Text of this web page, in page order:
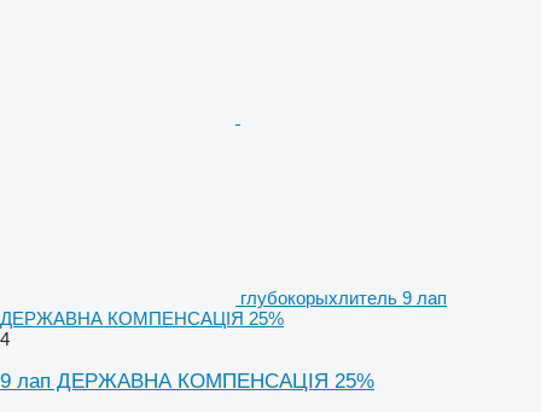
глубокорыхлитель 9 лап
ДЕРЖАВНА КОМПЕНСАЦІЯ 25%
4
9 лап ДЕРЖАВНА КОМПЕНСАЦІЯ 25%